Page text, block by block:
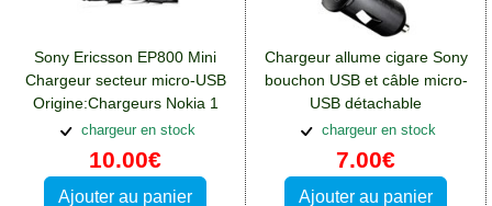
Sony Ericsson EP800 Mini
Chargeur secteur micro-USB
Origine:Chargeurs Nokia 1
chargeur en stock
10.00€
Ajouter au panier
Chargeur allume cigare Sony
bouchon USB et câble micro-
USB détachable
AN401:Chargeurs Nokia 1
chargeur en stock
7.00€
Ajouter au panier